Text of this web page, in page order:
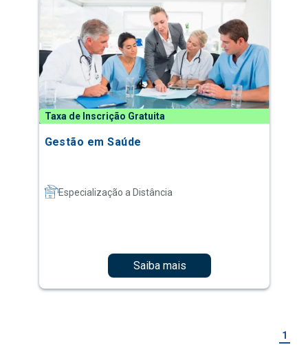
Taxa de Inscrição Gratuita
Gestão em Saúde
Especialização a Distância
Saiba mais
1